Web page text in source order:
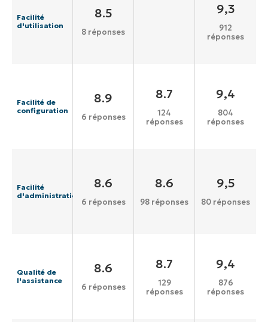
Facilité
d'utilisation
8.5
8 réponses
9,3
912
réponses
Facilité de
configuration
8.9
6 réponses
8.7
124
réponses
9,4
804
réponses
Facilité
d'administration
8.6
6 réponses
8.6
98 réponses
9,5
80 réponses
Qualité de
l'assistance
8.6
6 réponses
8.7
129
réponses
9,4
876
réponses